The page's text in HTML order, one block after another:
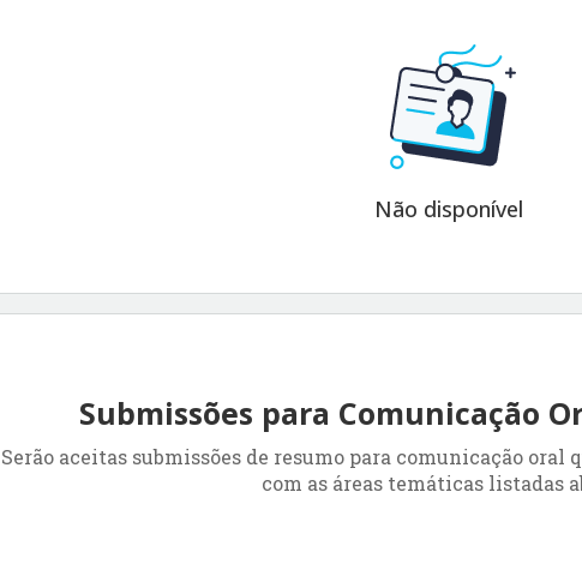
Não disponível
Submissões para Comunicação
Serão aceitas submissões de resumo para comunicação
com as áreas temáticas listadas